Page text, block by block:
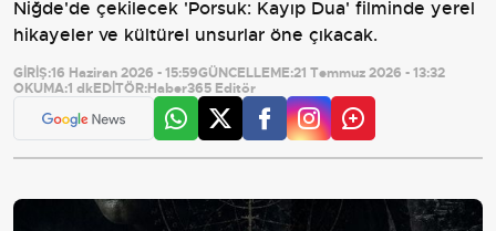
Niğde'de çekilecek 'Porsuk: Kayıp Dua' filminde yerel
hikayeler ve kültürel unsurlar öne çıkacak.
GİRİŞ:16 Haziran 2026 - 15:59GÜNCELLEME:21 Temmuz 2026 - 13:32
OKUMA:1 dkEDİTÖR:Haber365 Editör